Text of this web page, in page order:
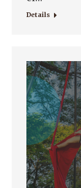
Details